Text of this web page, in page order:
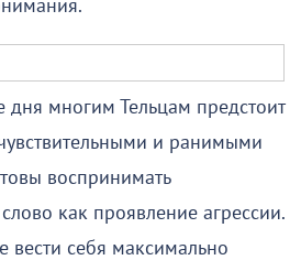
дня многим Тельцам предстоит
и ранимыми
воспринимать
как проявление агрессии.
вести себя максимально